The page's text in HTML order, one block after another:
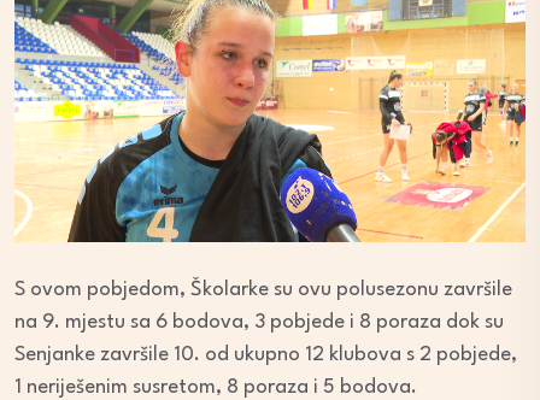
S ovom pobjedom, Školarke su ovu polusezonu završile
na 9. mjestu sa 6 bodova, 3 pobjede i 8 poraza dok su
Senjanke završile 10. od ukupno 12 klubova s 2 pobjede,
1 neriješenim susretom, 8 poraza i 5 bodova.